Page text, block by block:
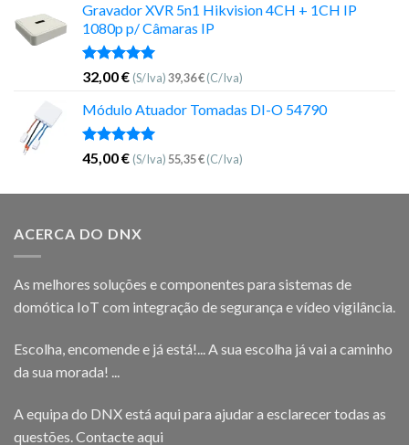
Gravador XVR 5n1 Hikvision 4CH + 1CH IP
1080p p/ Câmaras IP
Avaliação
5.00
de 5
32,00€ (S/Iva)39,36€(C/Iva)
Módulo Atuador Tomadas DI-O 54790
Avaliação
5.00
de 5
45,00€ (S/Iva)55,35€(C/Iva)
ACERCA DO DNX
As melhores soluções e componentes para sistemas de
domótica IoT com integração de segurança e vídeo vigilância.
Escolha, encomende e já está!... A sua escolha já vai a caminho
da sua morada! ...
A equipa do DNX está aqui para ajudar a esclarecer todas as
questões. Contacte aqui